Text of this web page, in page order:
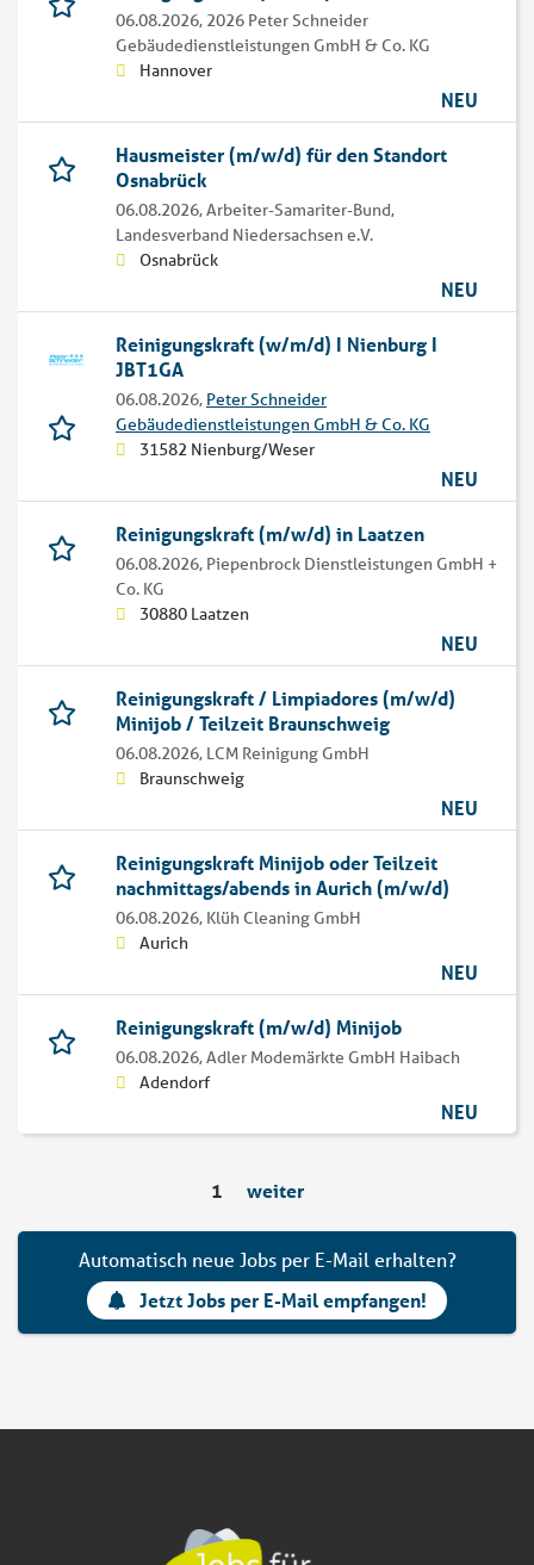
06.08.2026, 2026 Peter Schneider
Gebäudedienstleistungen GmbH & Co. KG
Hannover
NEU
Hausmeister (m/w/d) für den Standort
Osnabrück
06.08.2026,Arbeiter-Samariter-Bund,
Landesverband Niedersachsen e.V.
Osnabrück
NEU
Reinigungskraft (w/m/d) I Nienburg I
JBT1GA
06.08.2026, Peter Schneider
Gebäudedienstleistungen GmbH & Co. KG
31582 Nienburg/Weser
NEU
Reinigungskraft (m/w/d) in Laatzen
06.08.2026, Piepenbrock Dienstleistungen GmbH +
Co. KG
30880 Laatzen
NEU
Reinigungskraft / Limpiadores (m/w/d)
Minijob / Teilzeit Braunschweig
06.08.2026, LCM Reinigung GmbH
Braunschweig
NEU
Reinigungskraft Minijob oder Teilzeit
nachmittags/abends in Aurich (m/w/d)
06.08.2026, Klüh Cleaning GmbH
Aurich
NEU
Reinigungskraft (m/w/d) Minijob
06.08.2026,Adler Modemärkte GmbH Haibach
Adendorf
NEU
1 weiter
Automatisch neue Jobs per E-Mail erhalten?
Jetzt Jobs per E-Mail empfangen!